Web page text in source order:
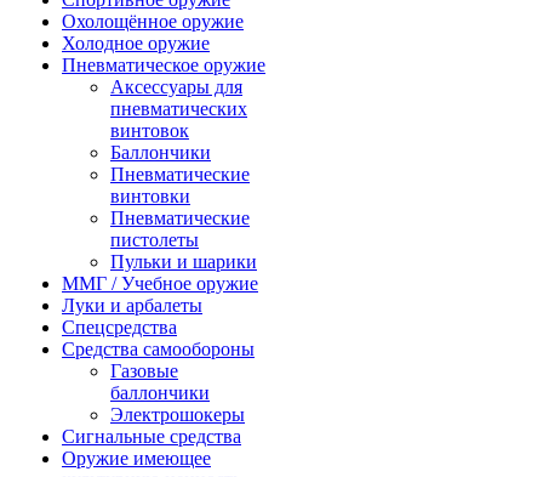
Охолощённое оружие
Холодное оружие
Пневматическое оружие
Аксессуары для
пневматических
винтовок
Баллончики
Пневматические
винтовки
Пневматические
пистолеты
Пульки и шарики
ММГ / Учебное оружие
Луки и арбалеты
Спецсредства
Средства самообороны
Газовые
баллончики
Электрошокеры
Сигнальные средства
Оружие имеющее